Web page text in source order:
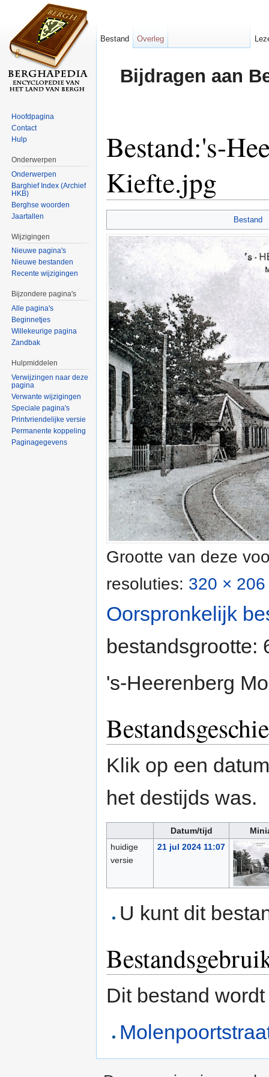
Bijdragen aan
Bestand:'s-
Kiefte.jpg
Bestand
Grootte van deze
resoluties: 320 ×
Oorspronkelijk
bestandsgrootte:
's-Heerenberg
Klik op een
het destijds was.
Datum/tijd
huidige
versie
21 jul 2024 11:07
U kunt dit
Dit bestand
Bestand Overleg
Hoofdpagina
Contact
Hulp
Onderwerpen
Onderwerpen
Barghief Index (Archief
HKB)
Berghse woorden
Jaartallen
Wijzigingen
Nieuwe pagina's
Nieuwe bestanden
Recente wijzigingen
Bijzondere pagina's
Alle pagina's
Beginnetjes
Willekeurige pagina
Zandbak
Hulpmiddelen
Verwijzingen naar deze
pagina
Verwante wijzigingen
Speciale pagina's
Printvriendelijke versie
Permanente koppeling
Paginagegevens